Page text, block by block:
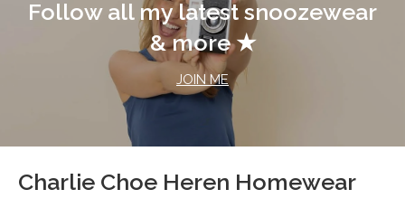
Follow all my latest snoozewear
& more ★
JOIN ME
Charlie Choe Heren Homewear